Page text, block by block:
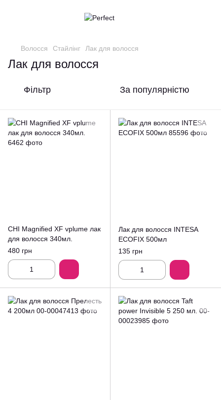
Волосся Стайлінг Лак для волосся
Лак для волосся
Фільтр За популярністю
CHI Magnified XF vplume лак
для волосся 340мл.
480 грн
Лак для волосся INTESA
ECOFIX 500мл
135 грн